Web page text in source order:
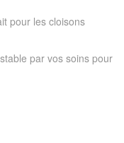
pour les cloisons
par vos soins pour